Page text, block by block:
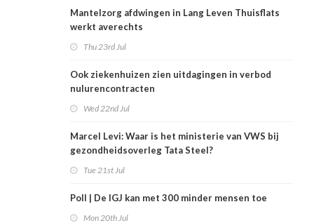
Mantelzorg afdwingen in Lang Leven Thuisflats
werkt averechts
Thu 23rd Jul
Ook ziekenhuizen zien uitdagingen in verbod
nulurencontracten
Wed 22nd Jul
Marcel Levi: Waar is het ministerie van VWS bij
gezondheidsoverleg Tata Steel?
Tue 21st Jul
Poll | De IGJ kan met 300 minder mensen toe
Mon 20th Jul